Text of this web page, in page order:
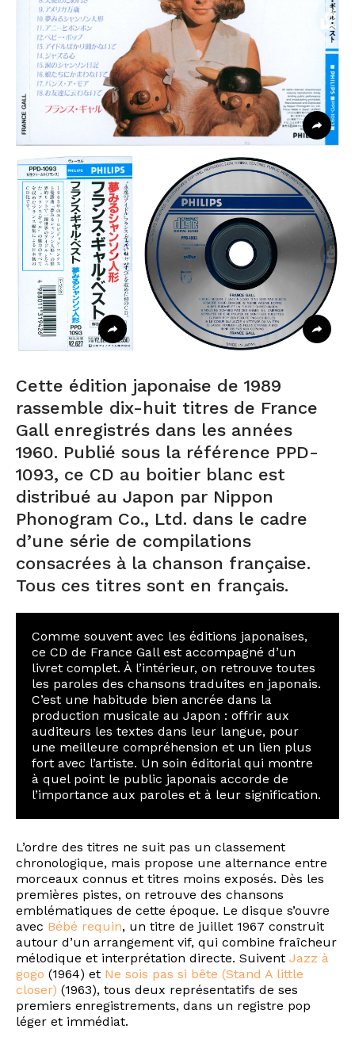
Cette édition japonaise de 1989
rassemble dix-huit titres de France
Gall enregistrés dans les années
1960. Publié sous la référence PPD-
1093, ce CD au boitier blanc est
distribué au Japon par Nippon
Phonogram Co., Ltd. dans le cadre
d’une série de compilations
consacrées à la chanson française.
Tous ces titres sont en français.
Comme souvent avec les éditions japonaises,
ce CD de France Gall est accompagné d’un
livret complet. À l’intérieur, on retrouve toutes
les paroles des chansons traduites en japonais.
C’est une habitude bien ancrée dans la
production musicale au Japon : offrir aux
auditeurs les textes dans leur langue, pour
une meilleure compréhension et un lien plus
fort avec l’artiste. Un soin éditorial qui montre
à quel point le public japonais accorde de
l’importance aux paroles et à leur signification.
L’ordre des titres ne suit pas un classement
chronologique, mais propose une alternance entre
morceaux connus et titres moins exposés. Dès les
premières pistes, on retrouve des chansons
emblématiques de cette époque. Le disque s’ouvre
avec Bébé requin, un titre de juillet 1967 construit
autour d’un arrangement vif, qui combine fraîcheur
mélodique et interprétation directe. Suivent Jazz à
gogo (1964) et Ne sois pas si bête (Stand A little
closer) (1963), tous deux représentatifs de ses
premiers enregistrements, dans un registre pop
léger et immédiat.